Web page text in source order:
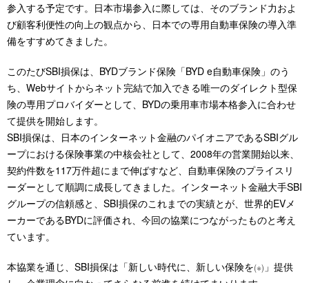
参入する予定です。日本市場参入に際しては、そのブランド力およ
び顧客利便性の向上の観点から、日本での専用自動車保険の導入準
備をすすめてきました。
このたびSBI損保は、BYDブランド保険「BYD e自動車保険」のう
ち、Webサイトからネット完結で加入できる唯一のダイレクト型保
険の専用プロバイダーとして、BYDの乗用車市場本格参入に合わせ
て提供を開始します。
SBI損保は、日本のインターネット金融のパイオニアであるSBIグル
ープにおける保険事業の中核会社として、2008年の営業開始以来、
契約件数を117万件超にまで伸ばすなど、自動車保険のプライスリ
ーダーとして順調に成長してきました。インターネット金融大手SBI
グループの信頼感と、SBI損保のこれまでの実績とが、世界的EVメ
ーカーであるBYDに評価され、今回の協業につながったものと考え
ています。
本協業を通じ、SBI損保は「新しい時代に、新しい保険を(※) 」提供